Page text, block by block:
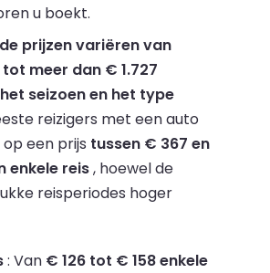
u boekt.
prijzen variëren van
meer dan € 1.727
seizoen en het type
reizigers met een auto
een prijs tussen € 367 en
enkele reis, hoewel de
reisperiodes hoger
: Van € 126 tot € 158 enkele